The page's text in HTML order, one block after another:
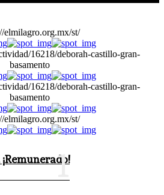
elmilagro.org.mx/st/
16218/deborah-castillo-gran-
basamento
16218/deborah-castillo-gran-
basamento
elmilagro.org.mx/st/